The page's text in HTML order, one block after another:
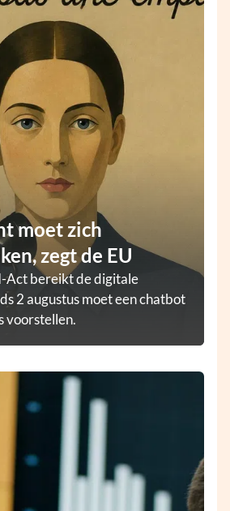
moet zich
zegt de EU
Act bereikt de digitale
2 augustus moet een chatbot
voorstellen.